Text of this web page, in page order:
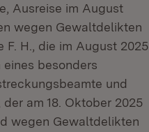
Ausreise im August
wegen Gewaltdelikten
F. H., die im August 2025
besonders
und
am 18. Oktober 2025
wegen Gewaltdelikten